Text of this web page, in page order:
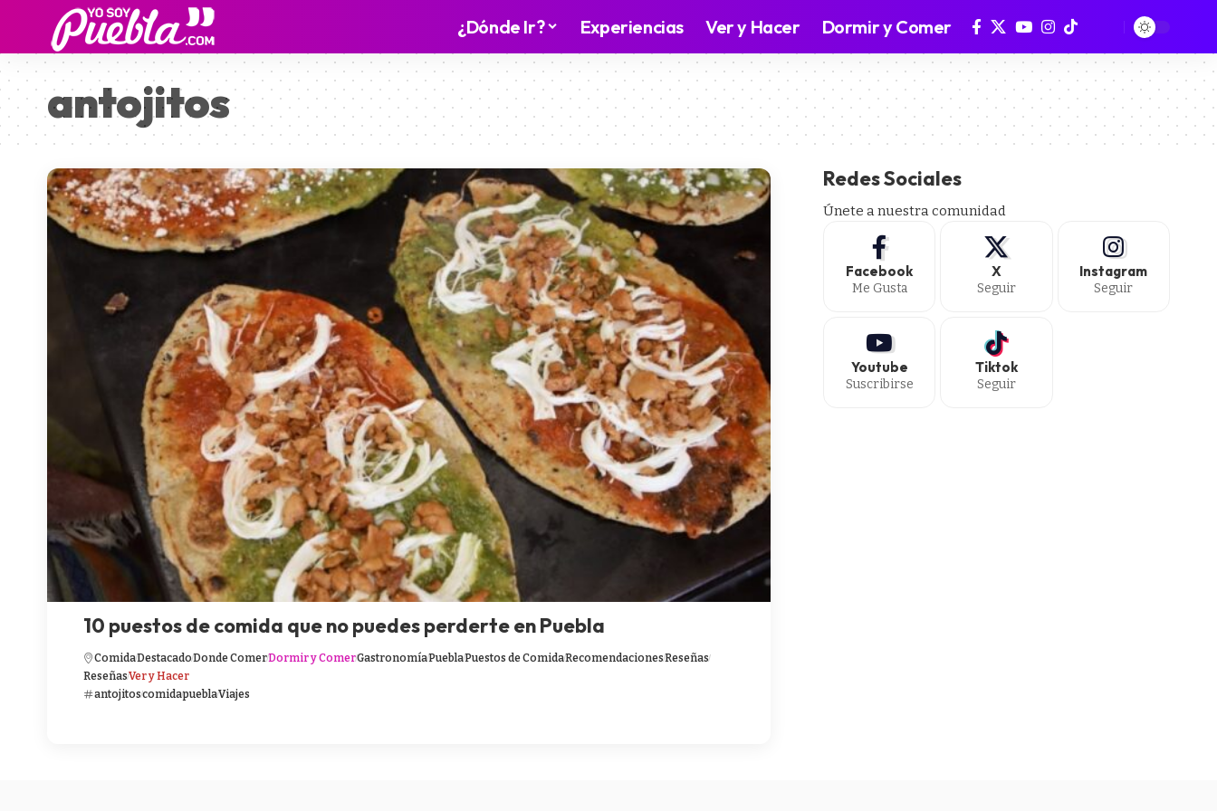
¿Dónde Ir? Experiencias Ver y Hacer Dormir y Comer
antojitos
10 puestos de comida que no puedes perderte en Puebla
ComidaDestacadoDonde ComerDormir y ComerGastronomíaPueblaPuestos de ComidaRecomendacionesReseñas
ReseñasVer y Hacer
antojitoscomidapueblaViajes
Redes Sociales
Únete a nuestra comunidad
Facebook
Me Gusta
X
Seguir
Instagram
Seguir
Youtube
Suscribirse
Tiktok
Seguir